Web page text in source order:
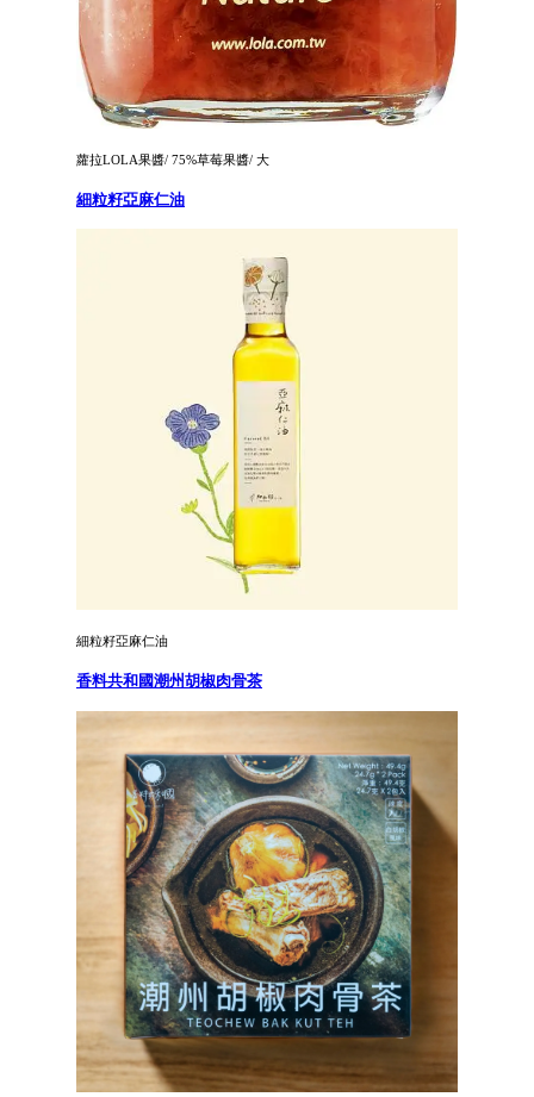
蘿拉LOLA果醬/ 75%草莓果醬/ 大
細粒籽亞麻仁油
細粒籽亞麻仁油
香料共和國潮州胡椒肉骨茶